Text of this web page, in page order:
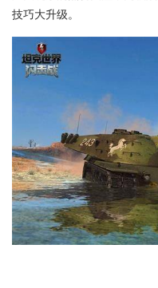
技巧大升级。